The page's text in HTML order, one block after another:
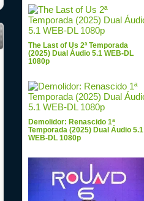
The Last of Us 2ª Temporada
(2025) Dual Áudio 5.1 WEB-DL
1080p
Demolidor: Renascido 1ª
Temporada (2025) Dual Áudio 5.1
WEB-DL 1080p